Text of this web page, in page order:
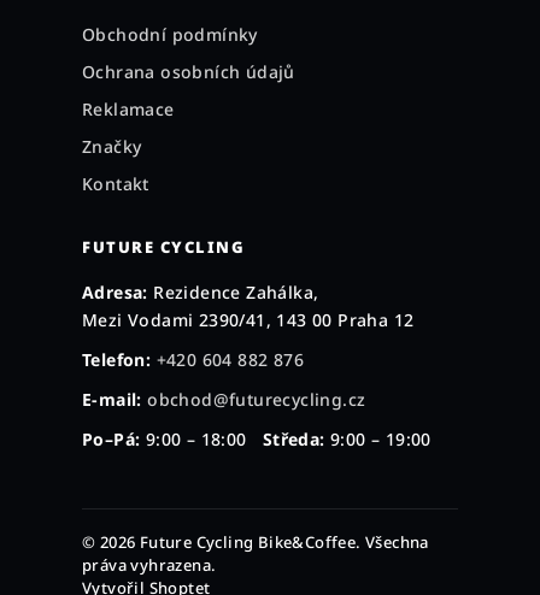
Obchodní podmínky
Ochrana osobních údajů
Reklamace
Značky
Kontakt
FUTURE CYCLING
Adresa: Rezidence Zahálka,
Mezi Vodami 2390/41, 143 00 Praha 12
Telefon: +420 604 882 876
E-mail: obchod@futurecycling.cz
Po–Pá: 9:00 – 18:00 Středa: 9:00 – 19:00
© 2026 Future Cycling Bike&Coffee. Všechna
práva vyhrazena.
Vytvořil Shoptet